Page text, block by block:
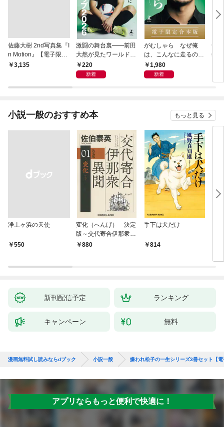
佐藤大樹 2nd写真集『I
n Motion』【電子限定
動画特典付き】
￥3,135
激闘の舞台裏――前田
大然が見たワールドカ
ップ2026
220
新着
がむしゃら なぜ俺
は、こんなに走るのか
——。【電子限定合本
版】
1,980
新着
千
捕
小説一般のおすすめ本 もっと見る
浄土ヶ浜の天使
￥550
変化（へんげ） 決定
版～交代寄合伊那衆異
聞（1）～
880
手下は犬だけ
814
新刊配信予定 ランキング
キャンペーン 無料
漫画無料試し読みならdブック 小説一般 嫌われ松子の一生シリーズ3冊セット【
アプリならもっと便利で快適に！